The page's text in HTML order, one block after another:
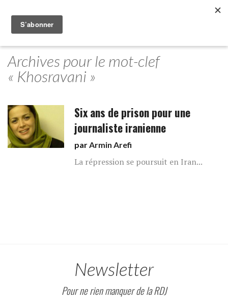
Archives pour le mot-clef
« Khosravani »
Six ans de prison pour une
journaliste iranienne
parArmin Arefi
La répression se poursuit en Iran...
Newsletter
Pour ne rien manquer de la RDJ